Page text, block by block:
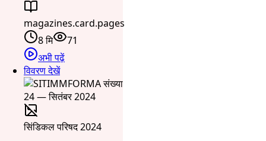
magazines.card.pages
8 मि
71
अभी पढ़ें
विवरण देखें
सिंडिकल परिषद 2024